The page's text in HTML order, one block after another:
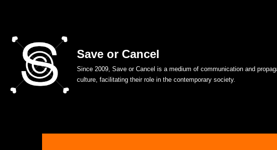
to
content
Save or Cancel
Since 2009, Save or Cancel is a medium of communication and
culture, facilitating their role in the contemporary society.